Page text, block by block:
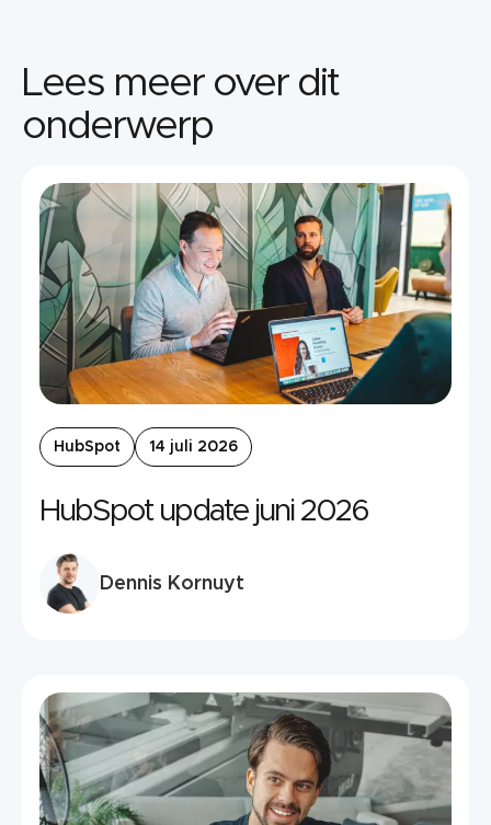
Lees meer over dit
onderwerp
HubSpot 14 juli 2026
HubSpot update juni 2026
Dennis Kornuyt